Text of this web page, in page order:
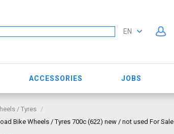
EN
ACCESSORIES JOBS
/ Tyres
Bike Wheels / Tyres 700c (622) new / not used For Sale